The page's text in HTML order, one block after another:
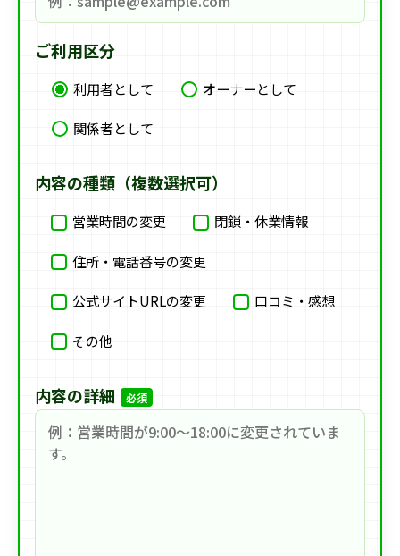
ご利用区分
利用者として
オーナーとして
関係者として
内容の種類（複数選択可）
営業時間の変更 閉鎖・休業情報
住所・電話番号の変更
公式サイトURLの変更 口コミ・感想
その他
内容の詳細 必須